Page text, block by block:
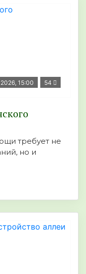
15:00 54
требует не
но и